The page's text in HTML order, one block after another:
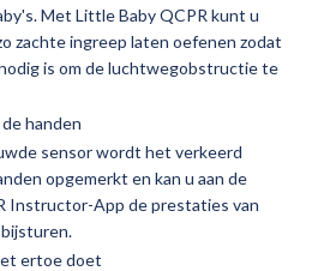
Met Little Baby QCPR kunt u
zachte ingreep laten oefenen zodat
is om de luchtwegobstructie te
handen
sensor wordt het verkeerd
opgemerkt en kan u aan de
Instructor-App de prestaties van
ertoe doet